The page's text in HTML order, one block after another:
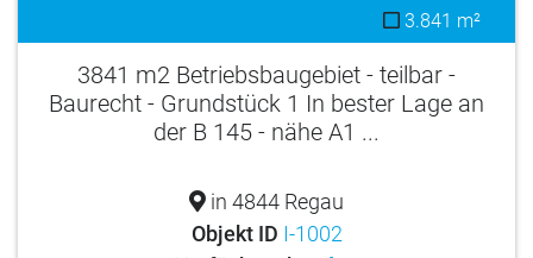
3.841 m²
3841 m2 Betriebsbaugebiet - teilbar -
Baurecht - Grundstück 1 In bester Lage an
der B 145 - nähe A1 ...
in 4844 Regau
Objekt ID I-1002